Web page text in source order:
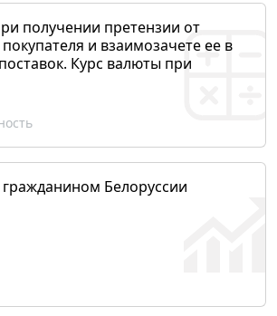
получении претензии от
и взаимозачете ее в
Курс валюты при
Белоруссии